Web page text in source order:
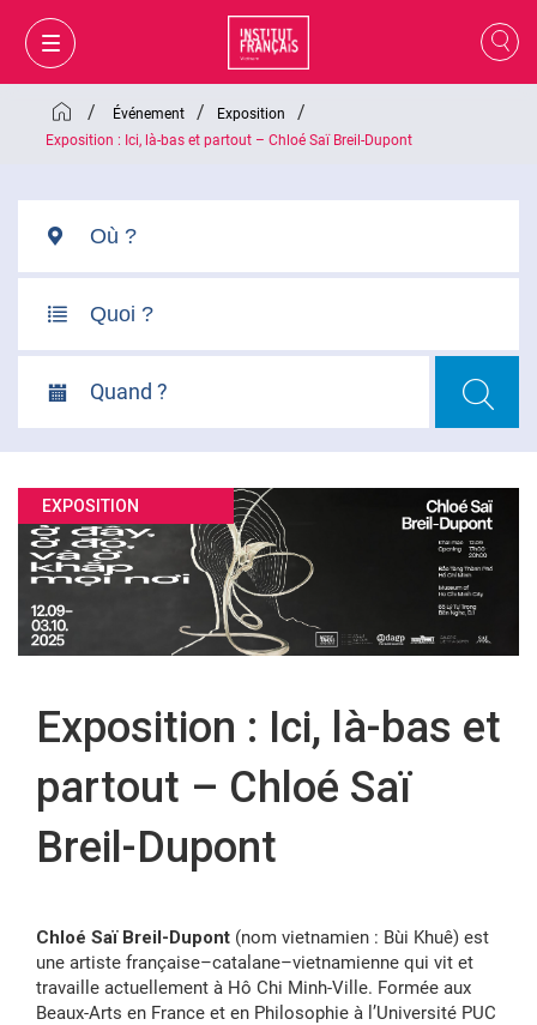
MON PANIER CONNEXION
/ Événement / Exposition /
Exposition : Ici, là-bas et partout – Chloé Saï Breil-Dupont
Quand ?
EXPOSITION
Exposition : Ici, là-bas et
partout – Chloé Saï
Breil-Dupont
Chloé Saï Breil-Dupont (nom vietnamien : Bùi Khuê) est
une artiste française–catalane–vietnamienne qui vit et
travaille actuellement à Hô Chi Minh-Ville. Formée aux
Beaux-Arts en France et en Philosophie à l’Université PUC